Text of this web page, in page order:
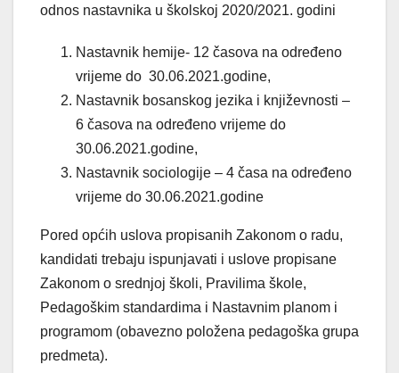
odnos nastavnika u školskoj 2020/2021. godini
Nastavnik hemije- 12 časova na određeno
vrijeme do 30.06.2021.godine,
Nastavnik bosanskog jezika i književnosti –
6 časova na određeno vrijeme do
30.06.2021.godine,
Nastavnik sociologije – 4 časa na određeno
vrijeme do 30.06.2021.godine
Pored općih uslova propisanih Zakonom o radu,
kandidati trebaju ispunjavati i uslove propisane
Zakonom o srednjoj školi, Pravilima škole,
Pedagoškim standardima i Nastavnim planom i
programom (obavezno položena pedagoška grupa
predmeta).